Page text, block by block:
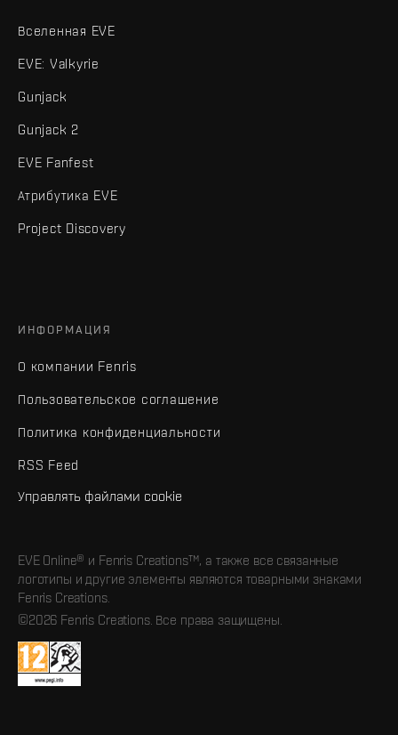
Вселенная EVE
EVE: Valkyrie
Gunjack
Gunjack 2
EVE Fanfest
Атрибутика EVE
Project Discovery
ИНФОРМАЦИЯ
О компании Fenris
Пользовательское соглашение
Политика конфиденциальности
RSS Feed
Управлять файлами cookie
EVE Online® и Fenris Creations™, а также все связанные
логотипы и другие элементы являются товарными знаками
Fenris Creations.
©2026 Fenris Creations. Все права защищены.